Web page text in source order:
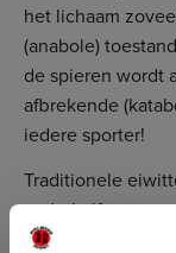
het lichaam
(anabole)
de spieren wordt
afbrekende
iedere sporter!
Traditionele
anderhalf tot
opgenomen.